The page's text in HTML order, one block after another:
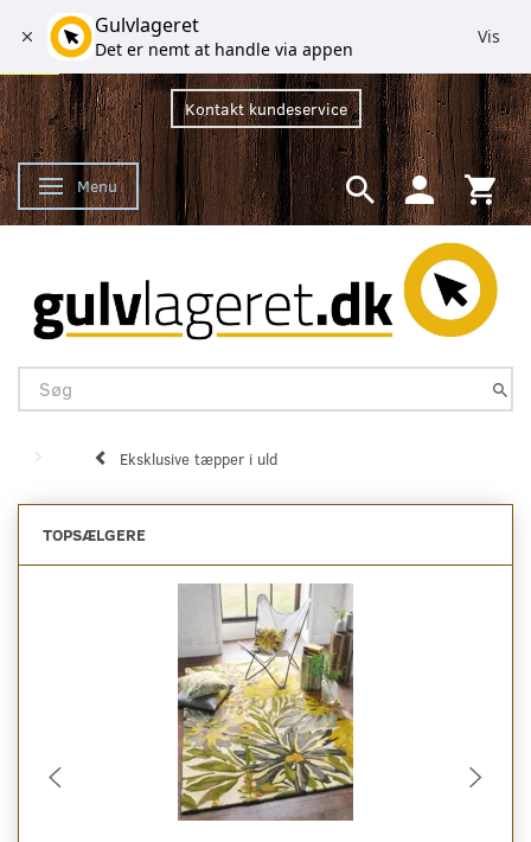
Kontakt kundeservice
Skifte navigation
Menu
Eksklusive tæpper i uld
TOPSÆLGERE
Gulvlageret
Det er nemt at handle via appen
Vis